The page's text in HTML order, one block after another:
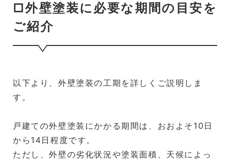
□外壁塗装に必要な期間の目安を
ご紹介
以下より、外壁塗装の工期を詳しくご説明しま
す。
戸建ての外壁塗装にかかる期間は、おおよそ10日
から14日程度です。
ただし、外壁の劣化状況や塗装面積、天候によっ